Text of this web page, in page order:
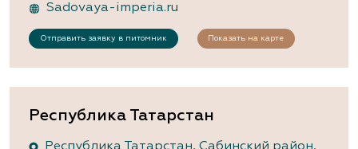
Sadovaya-imperia.ru
Отправить заявку в питомник Показать на карте
Республика Татарстан